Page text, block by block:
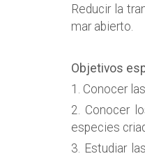
Reducir la
mar abierto.
Objetivos
1. Conocer
2. Conocer
especies
3. Estudiar